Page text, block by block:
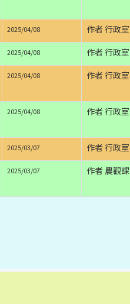
2025/04/08 作者 行政室
2025/04/08 作者 行政室
2025/04/08 作者 行政室
2025/04/08 作者 行政室
2025/03/07 作者 行政室
2025/03/07 作者 農觀課